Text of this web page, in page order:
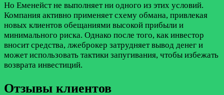
Но Еменейст не выполняет ни одного из этих условий.
Компания активно применяет схему обмана, привлекая
новых клиентов обещаниями высокой прибыли и
минимального риска. Однако после того, как инвестор
вносит средства, лжеброкер затрудняет вывод денег и
может использовать тактики запугивания, чтобы избежать
возврата инвестиций.
Отзывы клиентов